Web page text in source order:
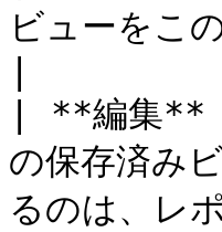
ビューをこ
| **編集**
の保存済み
るのは、レ